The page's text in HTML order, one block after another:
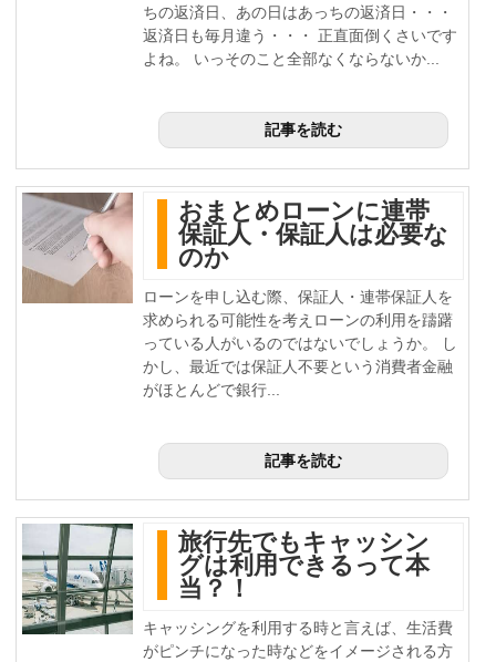
ちの返済日、あの日はあっちの返済日・・・
返済日も毎月違う・・・ 正直面倒くさいです
よね。 いっそのこと全部なくならないか...
記事を読む
おまとめローンに連帯
保証人・保証人は必要な
のか
ローンを申し込む際、保証人・連帯保証人を
求められる可能性を考えローンの利用を躊躇
っている人がいるのではないでしょうか。 し
かし、最近では保証人不要という消費者金融
がほとんどで銀行...
記事を読む
旅行先でもキャッシン
グは利用できるって本
当？！
キャッシングを利用する時と言えば、生活費
がピンチになった時などをイメージされる方